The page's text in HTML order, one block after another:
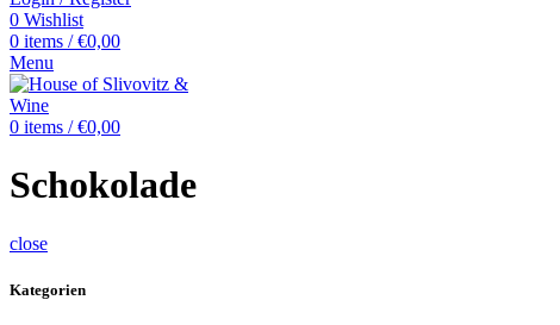
0 Wishlist
0 items / €0,00
Menu
0 items / €0,00
Schokolade
close
Kategorien